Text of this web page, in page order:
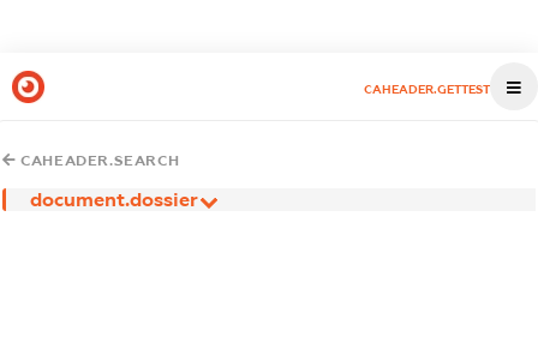
CAHEADER.GETTEST
CAHEADER.SEARCH
document.dossier